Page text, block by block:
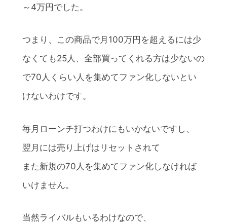
～4万円でした。
つまり、この商品で月100万円を超えるには少
なくても25人、全部買ってくれる方は少ないの
で70人くらい人を集めてファン化しないとい
けないわけです。
毎月ローンチ打つわけにもいかないですし、
翌月には売り上げはリセットされて
また新規の70人を集めてファン化しなければ
いけません。
当然ライバルもいるわけなので、